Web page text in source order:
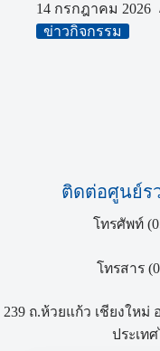
14 กรกฎาคม 2026
ข่าวกิจกรรม
ติดต่อศูนย์ร
โทรศัพท์
โทรสาร
239 ถ.ห้วยแก้ว เชียงใหม่
ประเท